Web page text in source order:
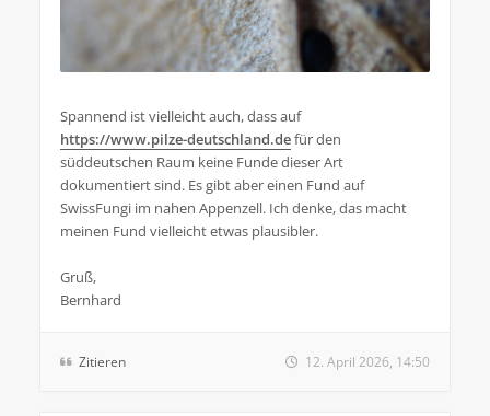
Spannend ist vielleicht auch, dass auf
https://www.pilze-deutschland.defür den
süddeutschen Raum keine Funde dieser Art
dokumentiert sind. Es gibt aber einen Fund auf
SwissFungi im nahen Appenzell. Ich denke, das macht
meinen Fund vielleicht etwas plausibler.
Gruß,
Bernhard
Zitieren 12. April 2026, 14:50